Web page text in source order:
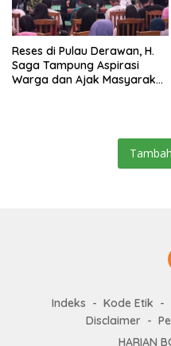
Reses di Pulau Derawan, H.
Saga Tampung Aspirasi
Warga dan Ajak Masyarakat
Indeks Kode Etik
Disclaimer
HARIAN